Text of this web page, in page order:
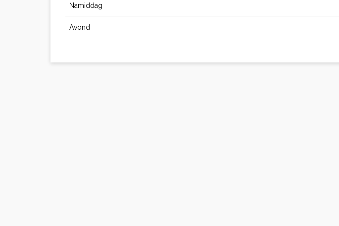
Namiddag
Avond